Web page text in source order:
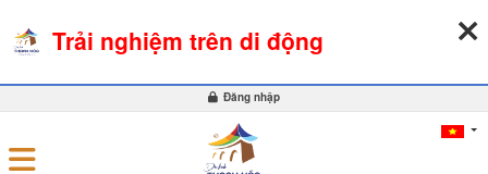
Đăng nhập
Trải nghiệm trên di động